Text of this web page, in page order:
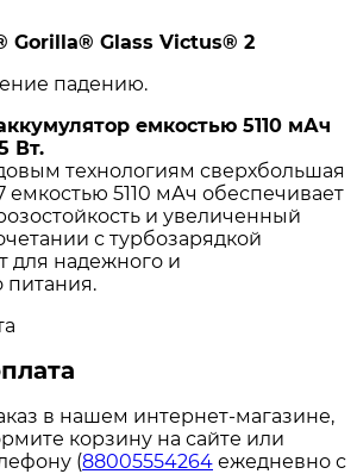
Gorilla® Glass Victus® 2
падению.
емкостью 5110 мАч
Вт.
технологиям сверхбольшая
емкостью 5110 мАч обеспечивает
и увеличенный
с турбозарядкой
для надежного и
питания.
в нашем интернет-магазине,
корзину на сайте или
(88005554264 ежедневно с